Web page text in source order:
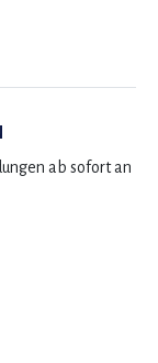
ab sofort an